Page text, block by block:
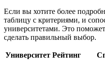
Если вы хотите более
таблицу с критериями, и
университетами. Это
сделать правильный выбор.
Университет Рейтинг